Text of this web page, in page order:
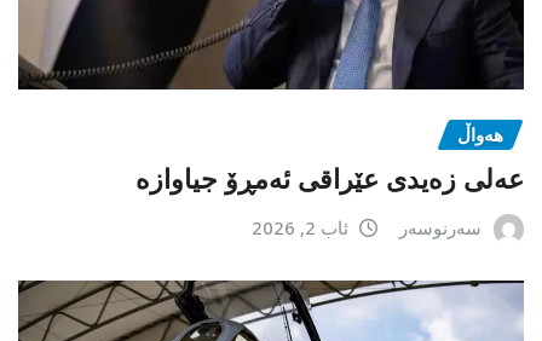
هەواڵ
عەلی زەیدی عێراقی ئەمڕۆ جیاوازە
سەرنوسەر ئاب 2, 2026